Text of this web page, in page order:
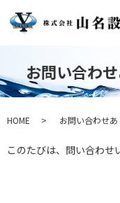
お問い合わ
HOME お問い合わせ
このたびは、問い合わせ